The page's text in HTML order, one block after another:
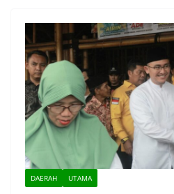
DAERAH UTAMA